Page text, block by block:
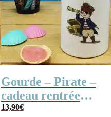
Gourde – Pirate –
cadeau rentrée
scolaire pour
13,90€